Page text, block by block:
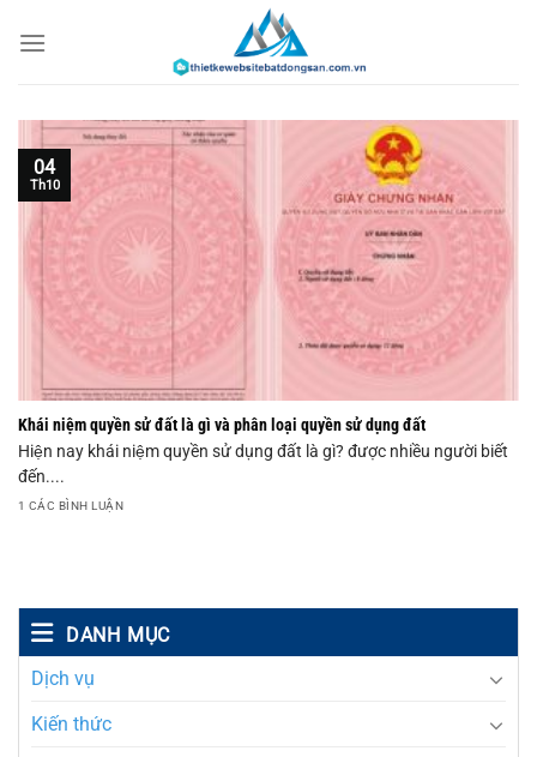
đến
DANH MỤC
Dịch vụ
Kiến thức
Khái niệm quyền sử đất là gì và phân loại quyền sử dụng đất
Hiện nay khái niệm quyền sử dụng đất là gì? được nhiều người biết
đến....
1 CÁC BÌNH LUẬN
04
Th10